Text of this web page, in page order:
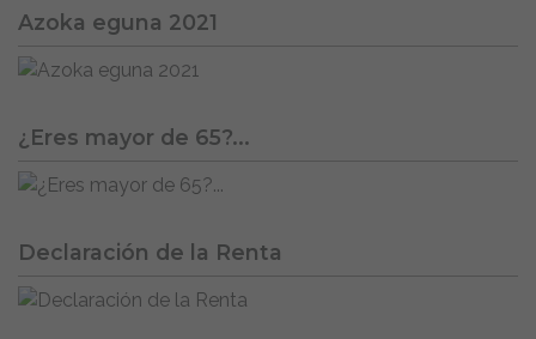
Azoka eguna 2021
¿Eres mayor de 65?...
Declaración de la Renta